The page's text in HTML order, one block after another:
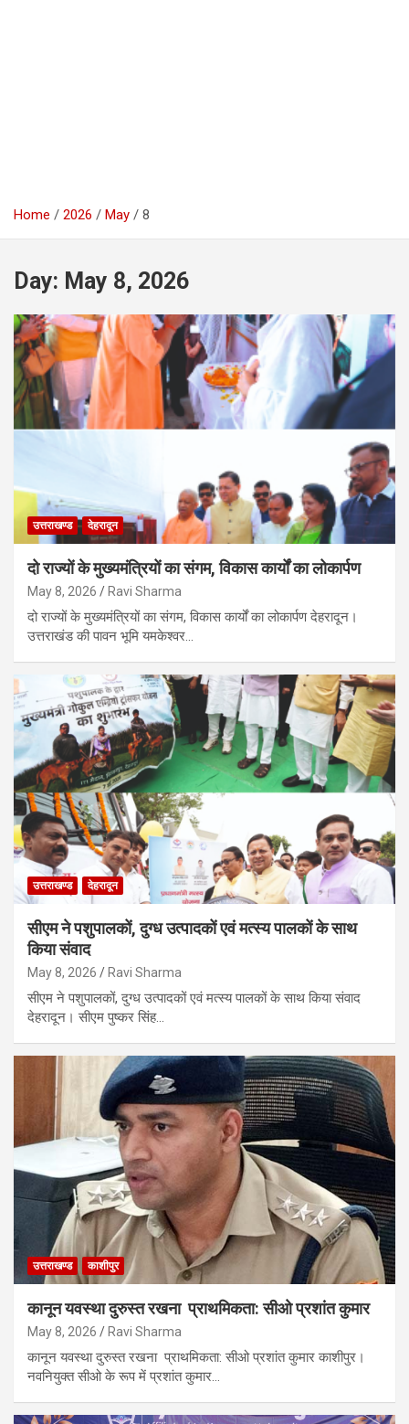
Home 2026 May 8
Day: May 8, 2026
उत्तराखण्ड देहरादून
दो राज्यों के मुख्यमंत्रियों का संगम, विकास कार्यों का लोकार्पण
May 8, 2026 Ravi Sharma
दो राज्यों के मुख्यमंत्रियों का संगम, विकास कार्यों का लोकार्पण देहरादून।
उत्तराखंड की पावन भूमि यमकेश्वर…
उत्तराखण्ड देहरादून
सीएम ने पशुपालकों, दुग्ध उत्पादकों एवं मत्स्य पालकों के साथ
किया संवाद
May 8, 2026 Ravi Sharma
सीएम ने पशुपालकों, दुग्ध उत्पादकों एवं मत्स्य पालकों के साथ किया संवाद
देहरादून। सीएम पुष्कर सिंह…
उत्तराखण्ड काशीपुर
कानून यवस्था दुरुस्त रखना प्राथमिकता: सीओ प्रशांत कुमार
May 8, 2026 Ravi Sharma
कानून यवस्था दुरुस्त रखना प्राथमिकता: सीओ प्रशांत कुमार काशीपुर।
नवनियुक्त सीओ के रूप में प्रशांत कुमार…